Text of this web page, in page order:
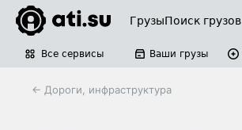
ГрузыПоиск грузов
Все сервисы Ваши грузы
← Дороги, инфраструктура